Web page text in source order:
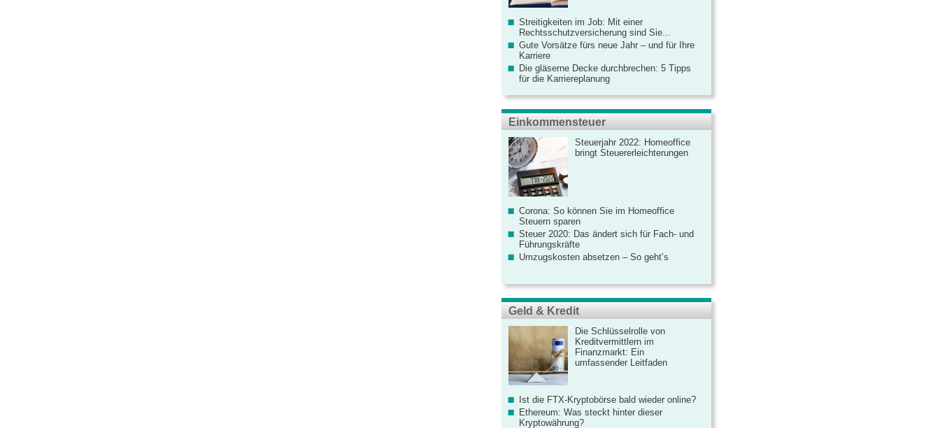
Streitigkeiten im Job: Mit einer
Rechtsschutzversicherung sind Sie...
Gute Vorsätze fürs neue Jahr – und für Ihre
Karriere
Die gläserne Decke durchbrechen: 5 Tipps
für die Karriereplanung
Einkommensteuer
Steuerjahr 2022: Homeoffice
bringt Steuererleichterungen
Corona: So können Sie im Homeoffice
Steuern sparen
Steuer 2020: Das ändert sich für Fach- und
Führungskräfte
Umzugskosten absetzen – So geht’s
Geld & Kredit
Die Schlüsselrolle von
Kreditvermittlern im
Finanzmarkt: Ein
umfassender Leitfaden
Ist die FTX-Kryptobörse bald wieder online?
Ethereum: Was steckt hinter dieser
Kryptowährung?